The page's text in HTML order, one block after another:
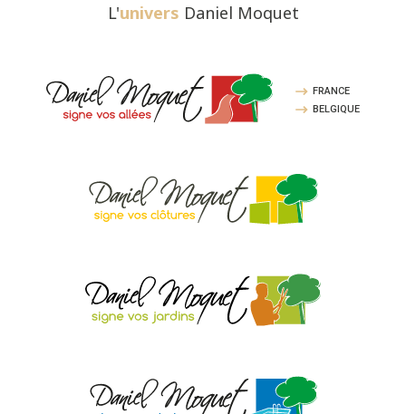
L'univers Daniel Moquet
FRANCE
BELGIQUE